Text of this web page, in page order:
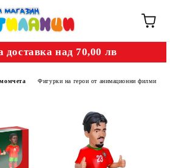
доставка над 70,00 лв
Фигурки на герои от анимационни филми